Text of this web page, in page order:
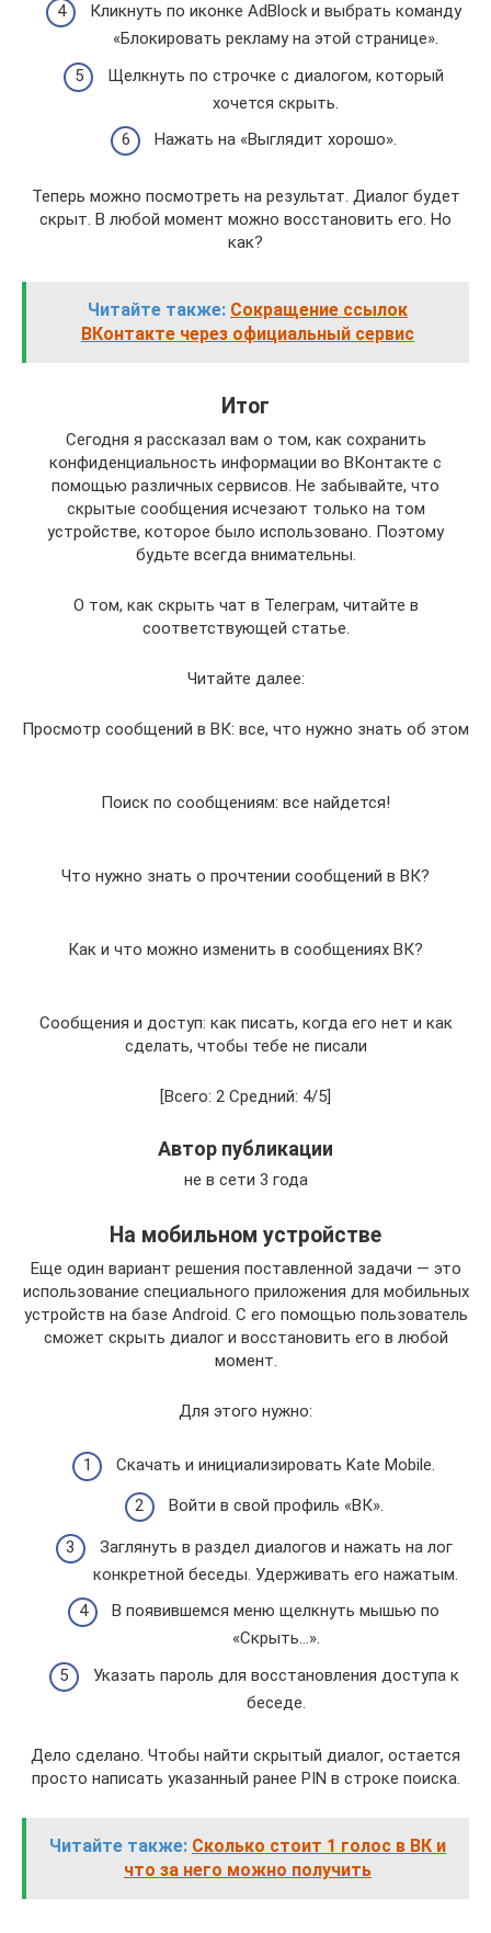
Кликнуть по иконке AdBlock и выбрать команду
«Блокировать рекламу на этой странице».
Щелкнуть по строчке с диалогом, который
хочется скрыть.
Нажать на «Выглядит хорошо».
Теперь можно посмотреть на результат. Диалог будет
скрыт. В любой момент можно восстановить его. Но
как?
Читайте также: Сокращение ссылок
ВКонтакте через официальный сервис
Итог
Сегодня я рассказал вам о том, как сохранить
конфиденциальность информации во ВКонтакте с
помощью различных сервисов. Не забывайте, что
скрытые сообщения исчезают только на том
устройстве, которое было использовано. Поэтому
будьте всегда внимательны.
О том, как скрыть чат в Телеграм, читайте в
соответствующей статье.
Читайте далее:
Просмотр сообщений в ВК: все, что нужно знать об этом
Поиск по сообщениям: все найдется!
Что нужно знать о прочтении сообщений в ВК?
Как и что можно изменить в сообщениях ВК?
Сообщения и доступ: как писать, когда его нет и как
сделать, чтобы тебе не писали
[Всего: 2 Средний: 4/5]
Автор публикации
не в сети 3 года
На мобильном устройстве
Еще один вариант решения поставленной задачи — это
использование специального приложения для мобильных
устройств на базе Android. С его помощью пользователь
сможет скрыть диалог и восстановить его в любой
момент.
Для этого нужно:
Скачать и инициализировать Kate Mobile.
Войти в свой профиль «ВК».
Заглянуть в раздел диалогов и нажать на лог
конкретной беседы. Удерживать его нажатым.
В появившемся меню щелкнуть мышью по
«Скрыть…».
Указать пароль для восстановления доступа к
беседе.
Дело сделано. Чтобы найти скрытый диалог, остается
просто написать указанный ранее PIN в строке поиска.
Читайте также: Сколько стоит 1 голос в ВК и
что за него можно получить